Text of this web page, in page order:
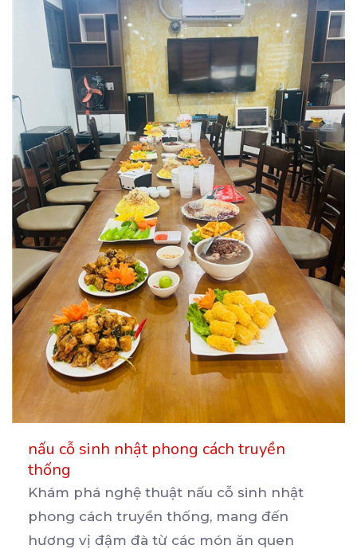
nấu cỗ sinh nhật phong cách truyền
thống
Khám phá nghệ thuật nấu cỗ sinh nhật
phong cách truyền thống, mang đến
hương vị đậm đà từ các món ăn quen